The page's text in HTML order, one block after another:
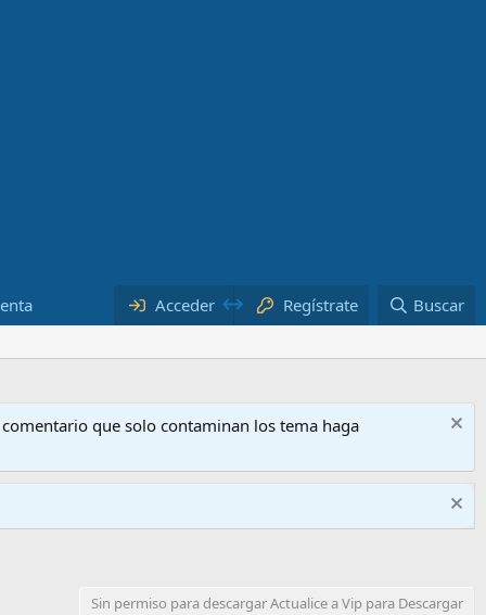
Acceder Regístrate Buscar
que solo contaminan los tema haga
Sin permiso para descargar Actualice a Vip para Descargar